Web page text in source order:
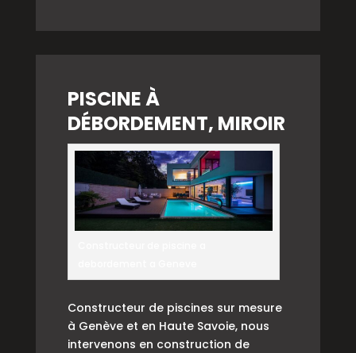
PISCINE À
DÉBORDEMENT, MIROIR
Constructeur de piscines sur mesure
à Genève et en Haute Savoie, nous
intervenons en construction de